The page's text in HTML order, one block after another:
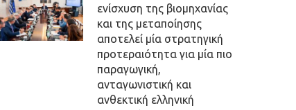
ενίσχυση της βιομηχανίας
και της μεταποίησης
αποτελεί μία στρατηγική
προτεραιότητα για μία πιο
παραγωγική,
ανταγωνιστική και
ανθεκτική ελληνική